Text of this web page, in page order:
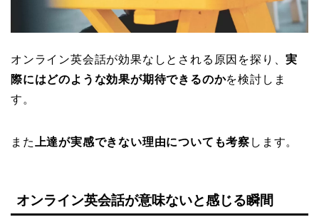
オンライン英会話が効果なしとされる原因を探り、実
際にはどのような効果が期待できるのかを検討しま
す。
また 上達が実感できない理由についても考察 します。
オンライン英会話が意味ないと感じる瞬間